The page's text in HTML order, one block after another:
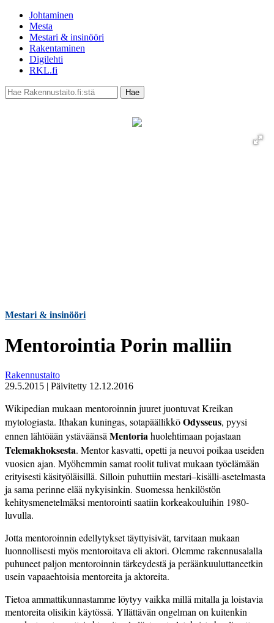
Johtaminen
Mesta
Mestari & insinööri
Rakentaminen
Digilehti
RKL.fi
Mestari & insinööri
Mentorointia Porin malliin
Rakennustaito
29.5.2015 | Päivitetty 12.12.2016
Wikipedian mukaan mentoroinnin juuret juontuvat Kreikan
mytologiasta. Ithakan kuningas, sotapäällikköOdysseus, pyysi
ennen lähtöään ystäväänsä Mentoriahuolehtimaan pojastaan
Telemakhoksesta. Mentor kasvatti, opetti ja neuvoi poikaa useiden
vuosien ajan. Myöhemmin samat roolit tulivat mukaan työelämään
erityisesti käsityöläisillä. Silloin puhuttiin mestari–kisälli-asetelmasta
ja sama perinne elää nykyisinkin. Suomessa henkilöstön
kehitysmenetelmäksi mentorointi saatiin korkeakouluihin 1980-
luvulla.
Jotta mentoroinnin edellytykset täyttyisivät, tarvitaan mukaan
luonnollisesti myös mentoroitava eli aktori. Olemme rakennusalalla
puhuneet paljon mentoroinnin tärkeydestä ja peräänkuuluttaneetkin
usein vapaaehtoisia mentoreita ja aktoreita.
Tietoa ammattikunnastamme löytyy vaikka millä mitalla ja loistavia
mentoreita olisikin käytössä. Yllättävän ongelman on kuitenkin